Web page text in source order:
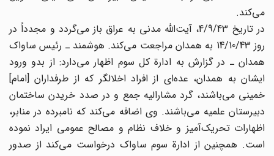
می‌کند.
در تاریخ 4/9/43، آیت‌الله مدنی به عراق باز می‌گردد و مجدداً در
روز 14/10/43 به همدان مراجعت می‌کند. هوشمند ـ رئیس ساواک
همدان ـ در گزارش به ادارة کل سوم اظهار می‌دارد: از بدو ورود
ایشان به همدان، عده‌ای از افراد اخلالگر که از طرفداران [امام]
خمینی می‌باشند، گرد مشارالیه جمع و در صدد خریدن ساختمان
دبیرستان علمیه می‌باشند. وی اضافه می‌کند که نامبرده در منابر،
اظهارات تحریک‌آمیز و خلاف نظام و مصالح عمومی ایراد نموده
است. همچنین از ادارة سوم ساواک درخواست می‌کند از صدور